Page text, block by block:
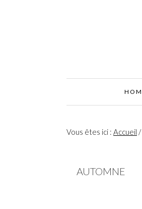
Vous êtes ici : Accueil /
AUTOMNE